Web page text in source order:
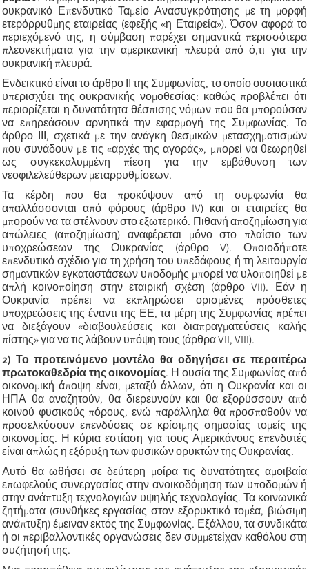
ουκρανικό Επενδυτικό Ταμείο Ανασυγκρότησης με τη μορφή
ετερόρρυθμης εταιρείας (εφεξής «η Εταιρεία»). Όσον αφορά το
περιεχόμενό της, η σύμβαση παρέχει σημαντικά περισσότερα
πλεονεκτήματα για την αμερικανική πλευρά από ό,τι για την
ουκρανική πλευρά.
Ενδεικτικό είναι το άρθρο ΙΙ της Συμφωνίας, το οποίο ουσιαστικά
υπερισχύει της ουκρανικής νομοθεσίας: καθώς προβλέπει ότι
περιορίζεται η δυνατότητα θέσπισης νόμων που θα μπορούσαν
να επηρεάσουν αρνητικά την εφαρμογή της Συμφωνίας. Το
άρθρο ΙΙΙ, σχετικά με την ανάγκη θεσμικών μετασχηματισμών
που συνάδουν με τις «αρχές της αγοράς», μπορεί να θεωρηθεί
ως συγκεκαλυμμένη πίεση για την εμβάθυνση των
νεοφιλελεύθερων μεταρρυθμίσεων.
Τα κέρδη που θα προκύψουν από τη συμφωνία θα
απαλλάσσονται από φόρους (άρθρο IV) και οι εταιρείες θα
μπορούν να τα στέλνουν στο εξωτερικό. Πιθανή αποζημίωση για
απώλειες (αποζημίωση) αναφέρεται μόνο στο πλαίσιο των
υποχρεώσεων της Ουκρανίας (άρθρο V). Οποιοδήποτε
επενδυτικό σχέδιο για τη χρήση του υπεδάφους ή τη λειτουργία
σημαντικών εγκαταστάσεων υποδομής μπορεί να υλοποιηθεί με
απλή κοινοποίηση στην εταιρική σχέση (άρθρο VII). Εάν η
Ουκρανία πρέπει να εκπληρώσει ορισμένες πρόσθετες
υποχρεώσεις της έναντι της ΕΕ, τα μέρη της Συμφωνίας πρέπει
να διεξάγουν «διαβουλεύσεις και διαπραγματεύσεις καλής
πίστης» για να τις λάβουν υπόψη τους (άρθρα VII, VIII).
2) Το προτεινόμενο μοντέλο θα οδηγήσει σε περαιτέρω
πρωτοκαθεδρία της οικονομίας. Η ουσία της Συμφωνίας από
οικονομική άποψη είναι, μεταξύ άλλων, ότι η Ουκρανία και οι
ΗΠΑ θα αναζητούν, θα διερευνούν και θα εξορύσσουν από
κοινού φυσικούς πόρους, ενώ παράλληλα θα προσπαθούν να
προσελκύσουν επενδύσεις σε κρίσιμης σημασίας τομείς της
οικονομίας. Η κύρια εστίαση για τους Αμερικάνους επενδυτές
είναι απλώς η εξόρυξη των φυσικών ορυκτών της Ουκρανίας.
Αυτό θα ωθήσει σε δεύτερη μοίρα τις δυνατότητες αμοιβαία
επωφελούς συνεργασίας στην ανοικοδόμηση των υποδομών ή
στην ανάπτυξη τεχνολογιών υψηλής τεχνολογίας. Τα κοινωνικά
ζητήματα (συνθήκες εργασίας στον εξορυκτικό τομέα, βιώσιμη
ανάπτυξη) έμειναν εκτός της Συμφωνίας. Εξάλλου, τα συνδικάτα
ή οι περιβαλλοντικές οργανώσεις δεν συμμετείχαν καθόλου στη
συζήτησή της.